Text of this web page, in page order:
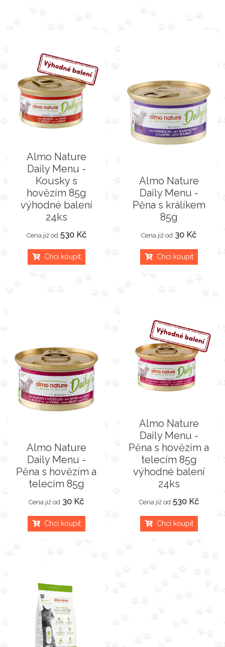
Almo Nature
Daily Menu -
Kousky s
hovězím 85g
výhodné balení
24ks
Cena již od 530 Kč
Chci koupit
Almo Nature
Daily Menu -
Pěna s králíkem
85g
Cena již od 30 Kč
Chci koupit
Almo Nature
Daily Menu -
Pěna s hovězím a
telecím 85g
Cena již od 30 Kč
Chci koupit
Almo Nature
Daily Menu -
Pěna s hovězím a
telecím 85g
výhodné balení
24ks
Cena již od 530 Kč
Chci koupit